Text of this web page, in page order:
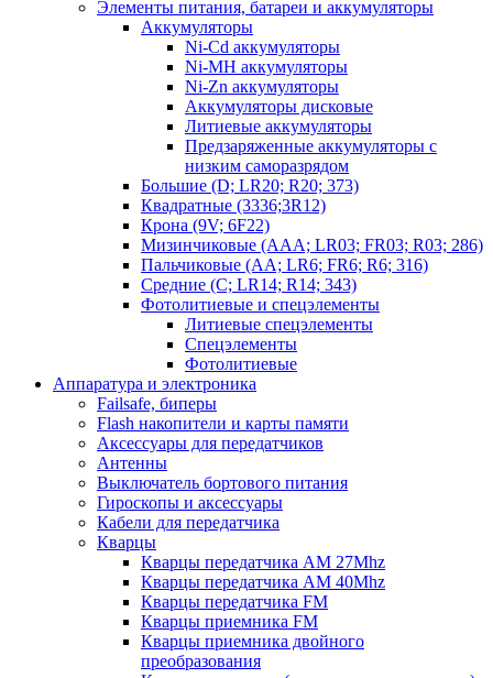
Элементы питания, батареи и аккумуляторы
Аккумуляторы
Ni-Cd аккумуляторы
Ni-MH аккумуляторы
Ni-Zn аккумуляторы
Аккумуляторы дисковые
Литиевые аккумуляторы
Предзаряженные аккумуляторы с
низким саморазрядом
Большие (D; LR20; R20; 373)
Квадратные (3336;3R12)
Крона (9V; 6F22)
Мизинчиковые (AAA; LR03; FR03; R03; 286)
Пальчиковые (AA; LR6; FR6; R6; 316)
Средние (C; LR14; R14; 343)
Фотолитиевые и спецэлементы
Литиевые спецэлементы
Спецэлементы
Фотолитиевые
Аппаратура и электроника
Failsafe, биперы
Flash накопители и карты памяти
Аксессуары для передатчиков
Антенны
Выключатель бортового питания
Гироскопы и аксессуары
Кабели для передатчика
Кварцы
Кварцы передатчика AM 27Mhz
Кварцы передатчика AM 40Mhz
Кварцы передатчика FM
Кварцы приемника FM
Кварцы приемника двойного
преобразования